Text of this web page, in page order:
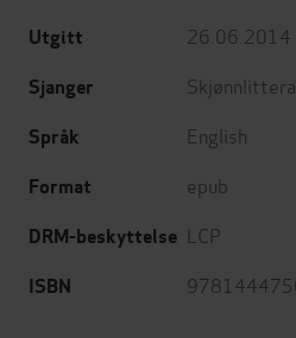
Utgitt 26.06.2014
Sjanger
Språk English
Format epub
DRM-beskyttelse LCP
ISBN